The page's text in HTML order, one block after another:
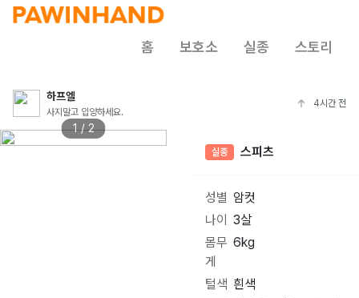
홈 보호소 실종 스토리
하프엘
사지말고 입양하세요.
4시간 전
1 / 2
실종 스피츠
성별 암컷
나이
3살
몸무
게
6kg
털색 흰색